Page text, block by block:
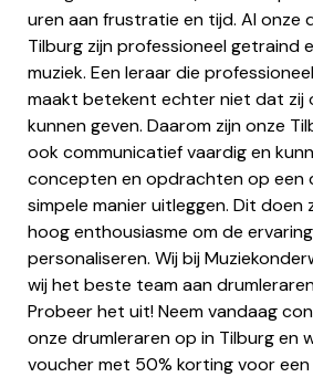
uren aan frustratie en tijd. Al onze
Tilburg zijn professioneel getraind
muziek. Een leraar die
maakt betekent echter niet dat zij
kunnen geven. Daarom zijn onze
ook communicatief vaardig en
concepten en opdrachten op een
simpele manier uitleggen. Dit doen
hoog enthousiasme om de
personaliseren. Wij bij
wij het beste team aan
Probeer het uit! Neem vandaag
onze drumleraren op in Tilburg en
voucher met 50% korting voor een